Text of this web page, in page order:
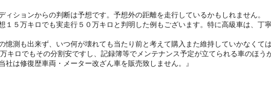
ィションからの判断は予想です。予想外の距離を走行しているかもしれません。
１５万キロでも実走行５０万キロと判明した例もございます。特に高級車は、丁
憶測も出来ず、いつ何が壊れても当たり前と考えて購入また維持していかなくては
キロでもその分割安ですし、記録簿等でメンテナンス予定が立てられる車のほう
社は修復歴車両・メーター改ざん車を販売致しません。』